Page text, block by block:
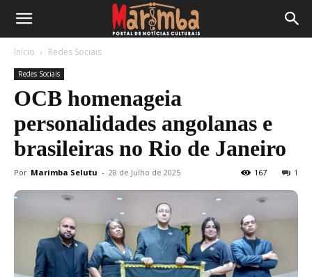
Início Redes Sociais
Redes Sociais
OCB homenageia
personalidades angolanas e
brasileiras no Rio de Janeiro
Por Marimba Selutu - 28 de Julho de 2025 1
167